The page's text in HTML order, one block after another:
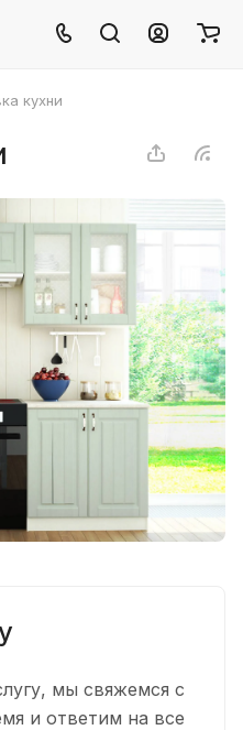
кухни
мы свяжемся с
и ответим на все